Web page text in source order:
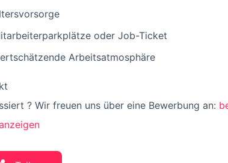
oder Job-Ticket
Arbeitsatmosphäre
? Wir freuen uns über eine Bewerbung an: